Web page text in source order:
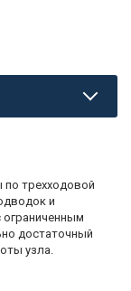
по трехходовой
и
ограниченным
достаточный
узла.